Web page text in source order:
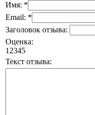
Имя: *
Email: *
Заголовок отзыва:
Оценка:
1 2345
Текст отзыва: